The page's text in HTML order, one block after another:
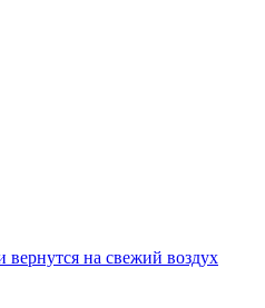
на свежий воздух